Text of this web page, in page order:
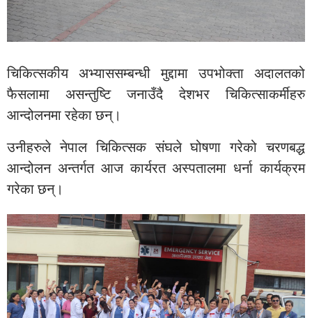
चिकित्सकीय अभ्याससम्बन्धी मुद्दामा उपभोक्ता अदालतको
फैसलामा असन्तुष्टि जनाउँदै देशभर चिकित्साकर्मीहरु
आन्दोलनमा रहेका छन्।
उनीहरुले नेपाल चिकित्सक संघले घोषणा गरेको चरणबद्ध
आन्दोलन अन्तर्गत आज कार्यरत अस्पतालमा धर्ना कार्यक्रम
गरेका छन्।